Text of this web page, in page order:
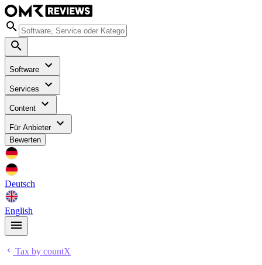
Software
Services
Content
Für Anbieter
Bewerten
Deutsch
English
Tax by countX